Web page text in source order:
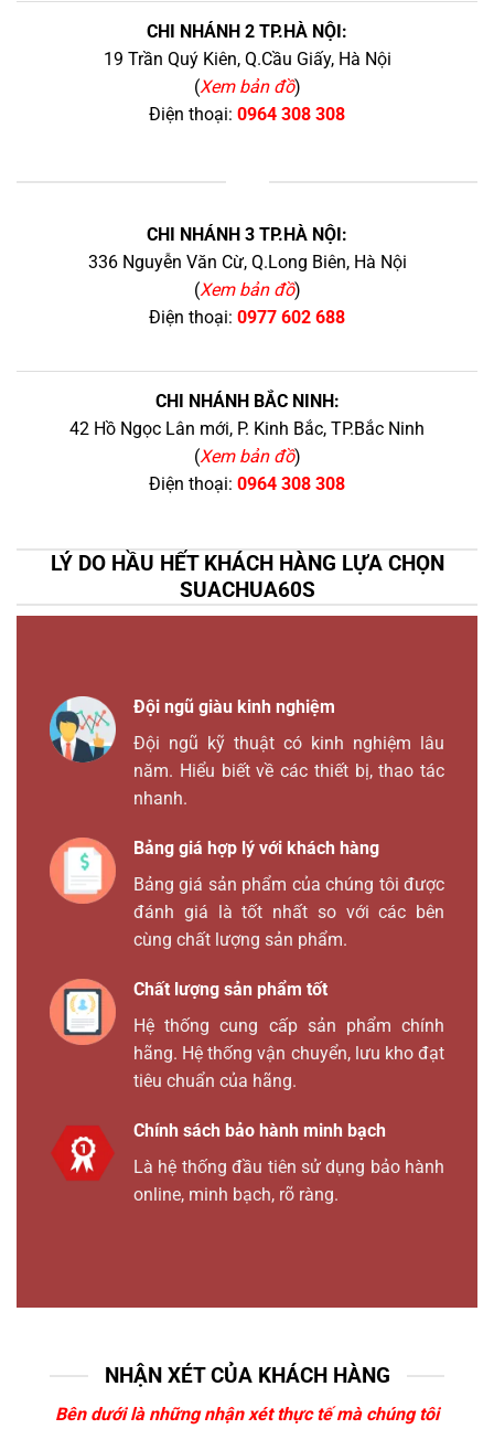
CHI NHÁNH 2 TP.HÀ NỘI:
19 Trần Quý Kiên, Q.Cầu Giấy, Hà Nội
(Xem bản đồ)
Điện thoại: 0964 308 308
CHI NHÁNH 3 TP.HÀ NỘI:
336 Nguyễn Văn Cừ, Q.Long Biên, Hà Nội
(Xem bản đồ)
Điện thoại: 0977 602 688
CHI NHÁNH BẮC NINH:
42 Hồ Ngọc Lân mới, P. Kinh Bắc, TP.Bắc Ninh
(Xem bản đồ)
Điện thoại: 0964 308 308
LÝ DO HẦU HẾT KHÁCH HÀNG LỰA CHỌN
SUACHUA60S
Đội ngũ giàu kinh nghiệm
Đội ngũ kỹ thuật có kinh nghiệm lâu
năm. Hiểu biết về các thiết bị, thao tác
nhanh.
Bảng giá hợp lý với khách hàng
Bảng giá sản phẩm của chúng tôi được
đánh giá là tốt nhất so với các bên
cùng chất lượng sản phẩm.
Chất lượng sản phẩm tốt
Hệ thống cung cấp sản phẩm chính
hãng. Hệ thống vận chuyển, lưu kho đạt
tiêu chuẩn của hãng.
Chính sách bảo hành minh bạch
Là hệ thống đầu tiên sử dụng bảo hành
online, minh bạch, rõ ràng.
NHẬN XÉT CỦA KHÁCH HÀNG
Bên dưới là những nhận xét thực tế mà chúng tôi